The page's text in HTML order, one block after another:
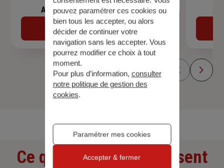
Assurance de prêt immobilier
Découvrir
Ce que nos clients pensent
pouvez paramétrer ces cookies ou
bien tous les accepter, ou alors
décider de continuer votre
navigation sans les accepter. Vous
pourrez modifier ce choix à tout
moment.
Pour plus d’information, consulter
notre politique de gestion des
cookies.
Paramétrer mes cookies
Accepter & fermer